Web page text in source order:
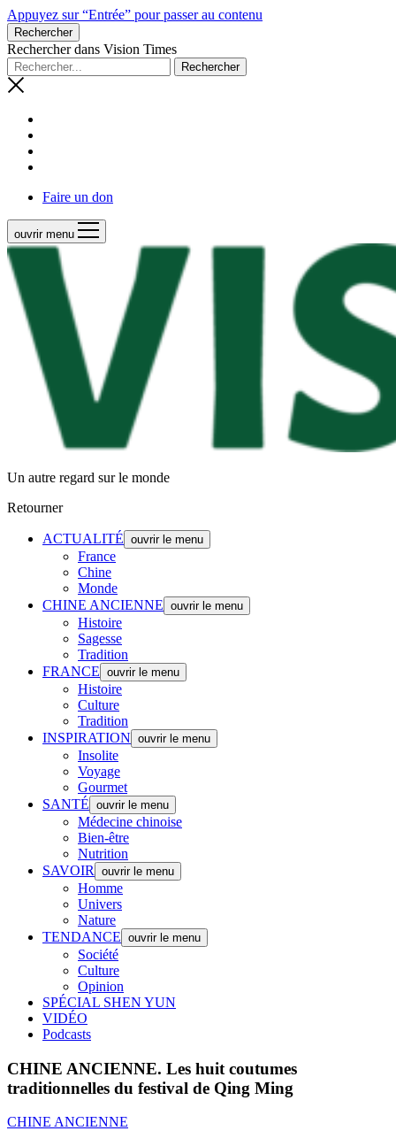
Appuyez sur “Entrée” pour passer au contenu
Rechercher
Rechercher dans Vision Times
Faire un don
ouvrir menu
Un autre regard sur le monde
Retourner
ACTUALITÉ ouvrir le menu
France
Chine
Monde
CHINE ANCIENNE ouvrir le menu
Histoire
Sagesse
Tradition
FRANCE ouvrir le menu
Histoire
Culture
Tradition
INSPIRATION ouvrir le menu
Insolite
Voyage
Gourmet
SANTÉ ouvrir le menu
Médecine chinoise
Bien-être
Nutrition
SAVOIR
ouvrir le menu
Homme
Univers
Nature
TENDANCE ouvrir le menu
Société
Culture
Opinion
SPÉCIAL SHEN YUN
VIDÉO
Podcasts
CHINE ANCIENNE. Les huit coutumes
traditionnelles du festival de Qing Ming
CHINE ANCIENNE